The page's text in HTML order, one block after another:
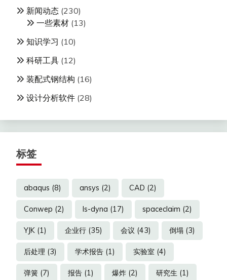
新闻动态 (230)
一些素材 (13)
知识学习 (10)
科研工具 (12)
装配式钢结构 (16)
设计分析软件 (28)
标签
abaqus (8) ansys (2) CAD (2)
Conwep (2) ls-dyna (17) spaceclaim (2)
YJK (1) 企业行 (35) 会议 (43) 倒塌 (3)
后处理 (3) 学术报告 (1) 实验室 (4)
弹簧 (7) 报告 (1) 爆炸 (2) 研究生 (1)